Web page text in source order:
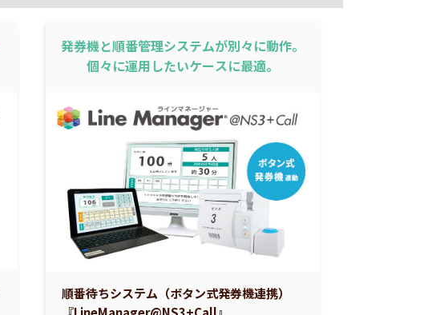
発券機と順番管理システムが別々に動作。
個々に運用したいケースに最適。
順番待ちシステム（ボタン式発券機連携）